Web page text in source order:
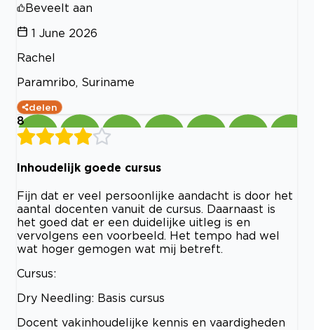
Beveelt aan
1 June 2026
Rachel
Paramribo, Suriname
delen
8
Inhoudelijk goede cursus
Fijn dat er veel persoonlijke aandacht is door het
aantal docenten vanuit de cursus. Daarnaast is
het goed dat er een duidelijke uitleg is en
vervolgens een voorbeeld. Het tempo had wel
wat hoger gemogen wat mij betreft.
Cursus:
Dry Needling: Basis cursus
Docent vakinhoudelijke kennis en vaardigheden